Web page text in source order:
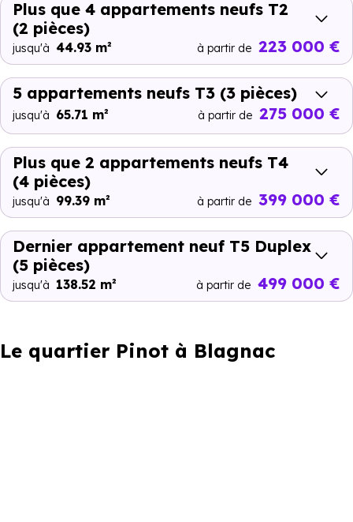
Plus que 4 appartements neufs T2
(2 pièces)
jusqu'à 44.93 m² à partir de 223 000 €
5 appartements neufs T3 (3 pièces)
jusqu'à 65.71 m² à partir de 275 000 €
Plus que 2 appartements neufs T4
(4 pièces)
jusqu'à 99.39 m² à partir de 399 000 €
Dernier appartement neuf T5 Duplex
(5 pièces)
jusqu'à 138.52 m² à partir de 499 000 €
Le quartier Pinot à Blagnac